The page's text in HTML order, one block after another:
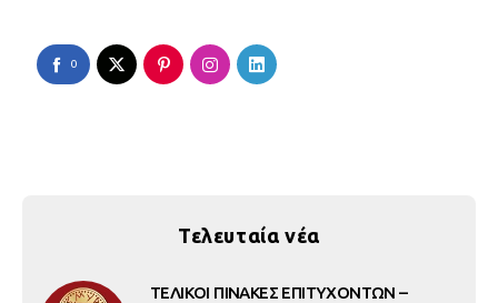
0
Τελευταία νέα
ΤΕΛΙΚΟΙ ΠΙΝΑΚΕΣ ΕΠΙΤΥΧΟΝΤΩΝ –